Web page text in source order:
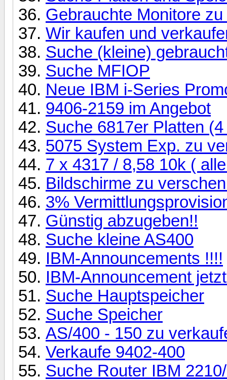
Gebrauchte Monitore
Wir kaufen und
Suche (kleine)
Suche MFIOP
Neue IBM i-Series
9406-2159 im Angebot
Suche 6817er Platten
5075 System Exp. zu
7 x 4317 / 8,58 10k (
Bildschirme zu
3%
Günstig abzugeben!!
Suche kleine AS400
IBM-Announcements !!!!
IBM-Announcement
Suche Hauptspeicher
Suche Speicher
AS/400 - 150 zu
Verkaufe 9402-400
Suche Router IBM